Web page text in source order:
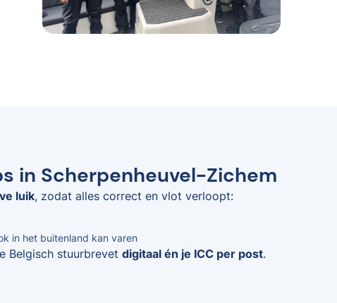
in Scherpenheuvel-Zichem
luik, zodat alles correct en vlot verloopt:
in het buitenland kan varen
Belgisch stuurbrevetdigitaal én je ICC per post.